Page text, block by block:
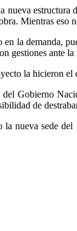
nueva
Mientras eso
la demanda,
gestiones ante la
la hicieron
Gobierno
de
nueva sede